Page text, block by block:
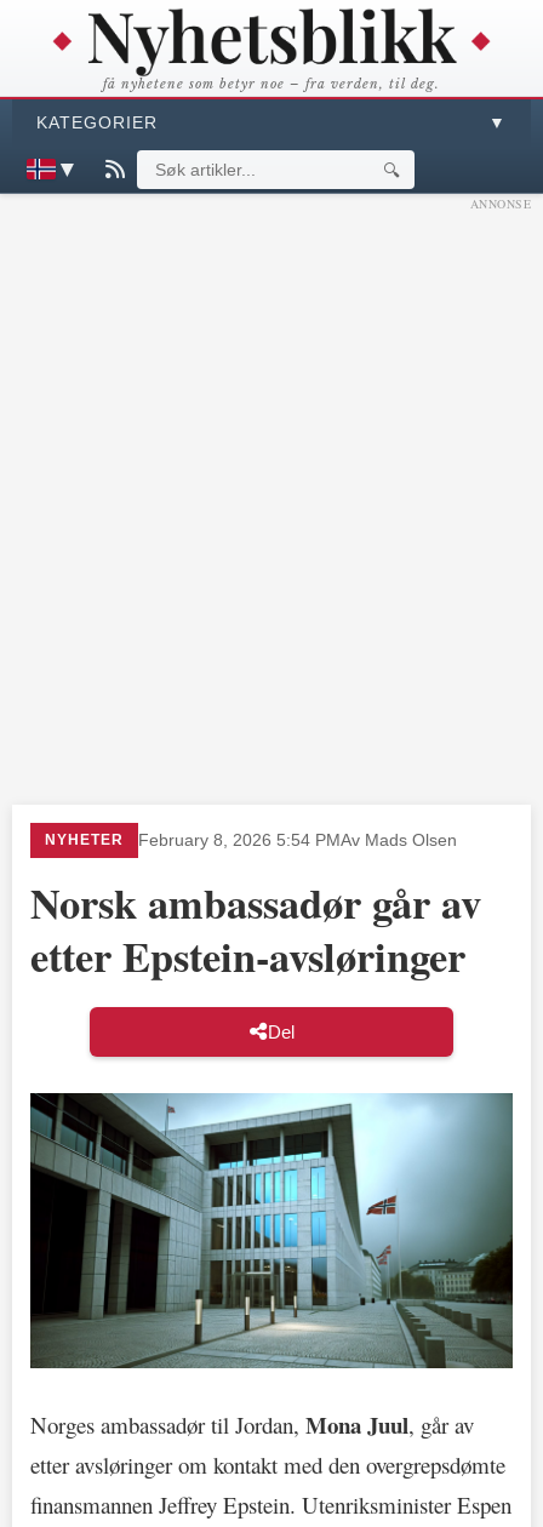
få nyhetene som betyr noe – fra verden, til deg.
KATEGORIER ▼
▼ 🔍
ANNONSE
NYHETER February 8, 2026 5:54 PMAv Mads Olsen
Norsk ambassadør går av
etter Epstein-avsløringer
Del
Norges ambassadør til Jordan, Mona Juul, går av
etter avsløringer om kontakt med den overgrepsdømte
finansmannen Jeffrey Epstein. Utenriksminister Espen